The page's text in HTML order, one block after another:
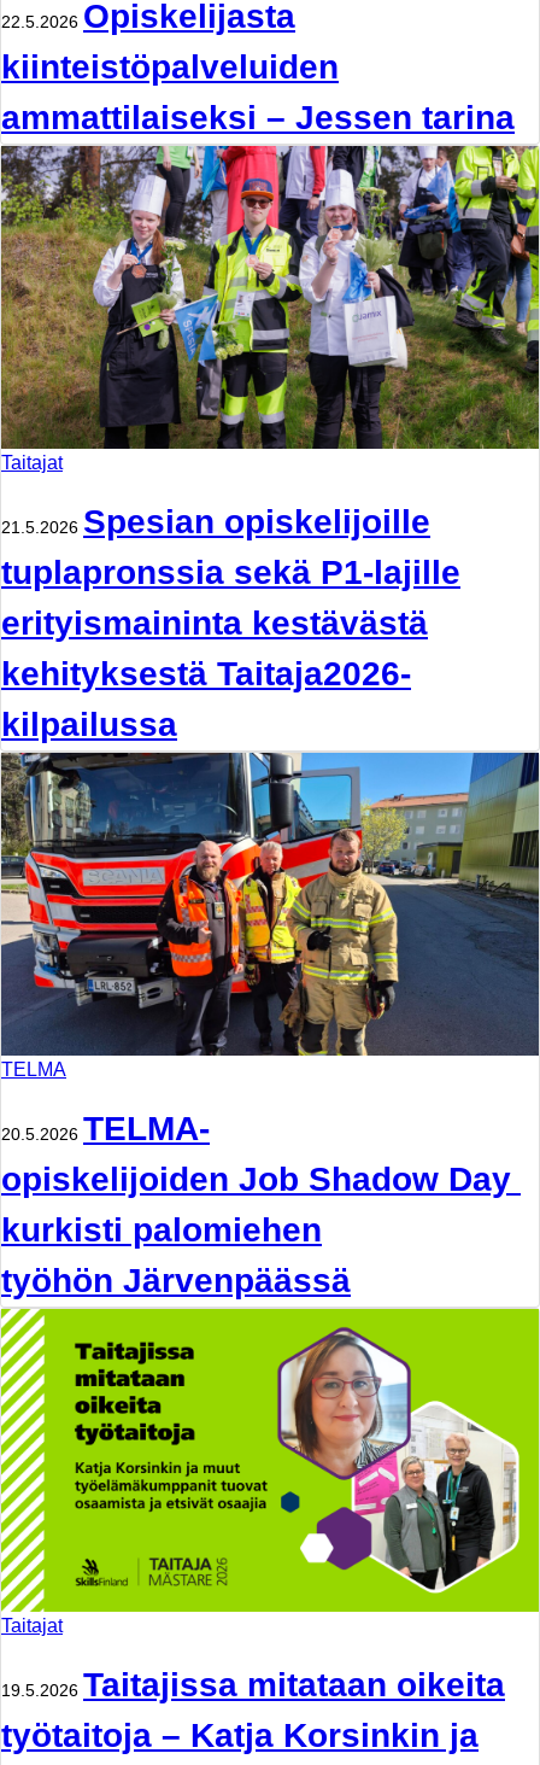
22.5.2026 Opiskelijasta
kiinteistöpalveluiden
ammattilaiseksi – Jessen tarina
Taitajat
21.5.2026 Spesian opiskelijoille
tuplapronssia sekä P1-lajille
erityismaininta kestävästä
kehityksestä Taitaja2026-
kilpailussa
TELMA
20.5.2026 TELMA-
opiskelijoiden Job Shadow Day
kurkisti palomiehen
työhön Järvenpäässä
Taitajat
19.5.2026 Taitajissa mitataan oikeita
työtaitoja – Katja Korsinkin ja